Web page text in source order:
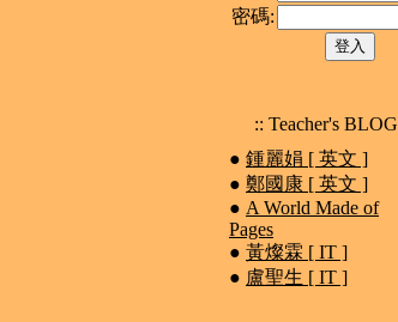
密碼:
:: Teacher's BLOG
● 鍾麗娟 [ 英文 ]
● 鄭國康 [ 英文 ]
● A World Made of
Pages
● 黃燦霖 [ IT ]
● 盧聖生 [ IT ]